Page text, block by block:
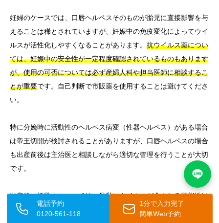
妊婦のケースでは、口唇ヘルペスそのものが胎児に直接影響を与
えることは稀とされていますが、妊娠中の免疫変化によってウイ
ルスが活性化しやすくなることがあります。 抗ウイルス薬につい
ては、妊娠中の安全性が一定程度確認されているものもあります
が、使用の可否については必ず産婦人科や担当医師に相談するこ
とが重要です。自己判断で市販薬を使用することは避けてくださ
い。
特に分娩時に活動性のヘルペス病変（性器ヘルペス）がある場合
は帝王切開が検討されることがありますが、口唇ヘルペスの場合
も出産前後は主治医と相談しながら適切な管理を行うことが大切
です。
出産後の授乳中については、母乳にウイルスが含まれる可能性は
低いとされていますが、
授乳中に口唇や手にヘルペス症状がある
電話予約
0120-561-118
1分で入力完了
簡単Web予約